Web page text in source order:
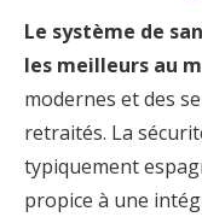
Le système de
les meilleurs au
modernes et des
retraités. La
typiquement
propice à une